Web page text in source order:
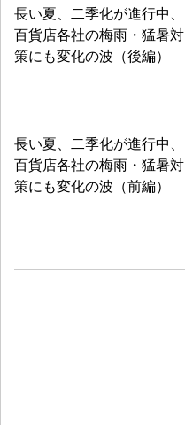
長い夏、二季化が進行中、
百貨店各社の梅雨・猛暑対
策にも変化の波（後編）
長い夏、二季化が進行中、
百貨店各社の梅雨・猛暑対
策にも変化の波（前編）